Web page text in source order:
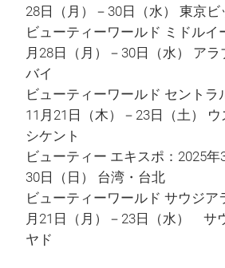
28日（月）－30日（水） 東京ビ
ビューティーワールド ミドルイ
月28日（月）－30日（水） ア
バイ
ビューティーワールド セントラ
11月21日（木）－23日（土）
シケント
ビューティー エキスポ：2025年
30日（日） 台湾・台北
ビューティーワールド サウジア
月21日（月）－23日（水） サ
ヤド